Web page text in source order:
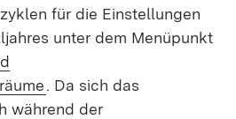
für die Einstellungen
unter dem Menüpunkt
. Da sich das
während der